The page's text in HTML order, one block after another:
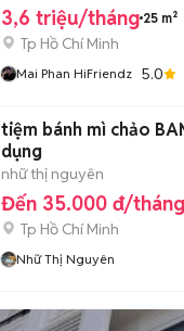
3,6 triệu/tháng 25 m²
Tp Hồ Chí Minh
Mai Phan HiFriendz 5.0
tiệm bánh mì chảo
dụng
nhữ thị nguyên
Đến 35.000 đ/tháng
Tp Hồ Chí Minh
Nhữ Thị Nguyên